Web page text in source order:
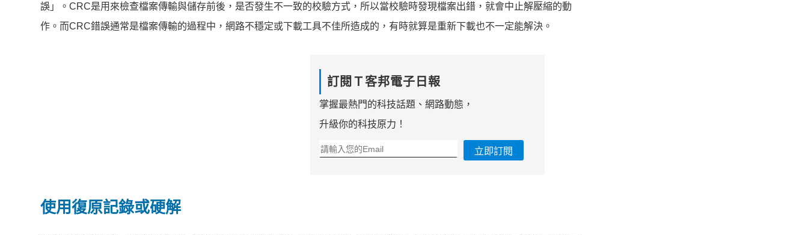
誤」。CRC是用來檢查檔案傳輸與儲存前後，是否發生不一致的校驗方式，所以當校驗時發現檔案出錯，就會中止解壓縮的動
作。而CRC錯誤通常是檔案傳輸的過程中，網路不穩定或下載工具不佳所造成的，有時就算是重新下載也不一定能解決。
訂閱Ｔ客邦電子日報
掌握最熱門的科技話題、網路動態，
升級你的科技原力！
立即訂閱
使用復原記錄或硬解